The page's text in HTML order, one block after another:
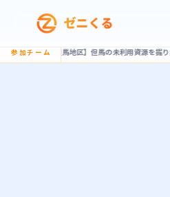
参加チーム
地区】但馬の未利用資源を掘り起こす新事業 ◆